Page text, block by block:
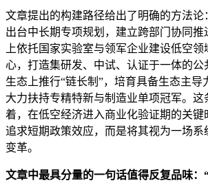
文章提出的构建路径给出了明确的方法论
出台中长期专项规划，建立跨部门协同
上依托国家实验室与领军企业建设低空领
心，打造集研发、中试、认证于一体的公
生态上推行“链长制”，培育具备生态主导
大力扶持专精特新与制造业单项冠军。这
着，在低空经济进入商业化验证期的关键
追求短期政策效应，而是将其视为一场系
变革。
文章中最具分量的一句话值得反复品味：